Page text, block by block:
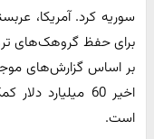
سوریه کرد. آمریکا،
برای حفظ گروهک‌های
اخیر 60
است.